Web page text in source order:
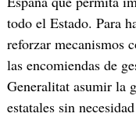
todo el Estado. Para
reforzar mecanismos
las encomiendas de
Generalitat asumir la
estatales sin